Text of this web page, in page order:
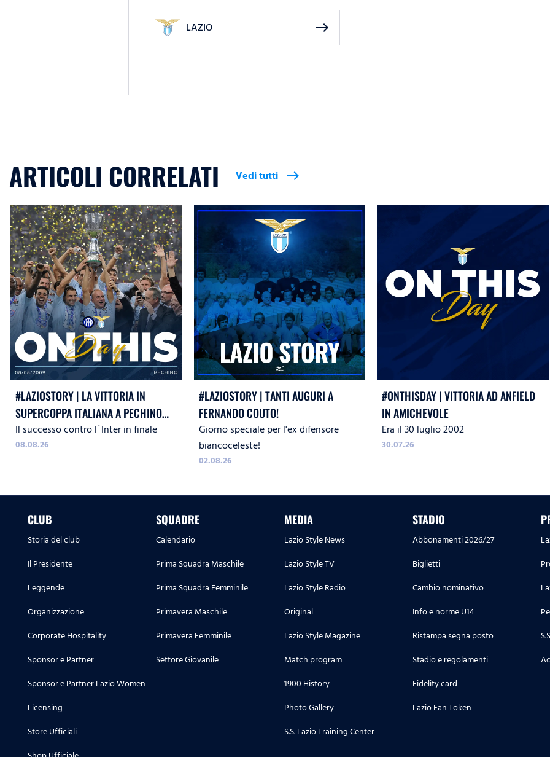
LAZIO east
ARTICOLI CORRELATI Vedi tutti east
#LAZIOSTORY | LA VITTORIA IN
SUPERCOPPA ITALIANA A PECHINO
CONTRO L`INTER
Il successo contro l`Inter in finale
08.08.26
#LAZIOSTORY | TANTI AUGURI A
FERNANDO COUTO!
Giorno speciale per l'ex difensore
biancoceleste!
02.08.26
#ONTHISDAY | VITTORIA AD ANFIELD
IN AMICHEVOLE
Era il 30 luglio 2002
30.07.26
CLUB
Storia del club
Il Presidente
Leggende
Organizzazione
Corporate Hospitality
Sponsor e Partner
Sponsor e Partner Lazio Women
Licensing
Store Ufficiali
SQUADRE
Calendario
Prima Squadra Maschile
Prima Squadra Femminile
Primavera Maschile
Primavera Femminile
Settore Giovanile
MEDIA
Lazio Style News
Lazio Style TV
Lazio Style Radio
Original
Lazio Style Magazine
Match program
1900 History
Photo Gallery
S.S. Lazio Training Center
STADIO
Abbonamenti 2026/27
Biglietti
Cambio nominativo
Info e norme U14
Ristampa segna posto
Stadio e regolamenti
Fidelity card
Lazio Fan Token